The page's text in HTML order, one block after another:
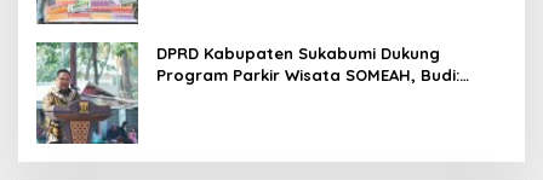
DPRD Kabupaten Sukabumi Dukung
Program Parkir Wisata SOMEAH, Budi: